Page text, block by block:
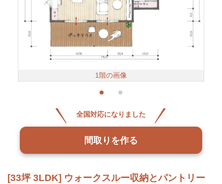
[33坪 3LDK] ウォークスルー収納とパントリー
1階の画像
全国対応になりました
間取りを作る